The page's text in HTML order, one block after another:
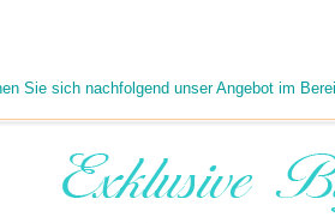
Sie sich nachfolgend unser Angebot im